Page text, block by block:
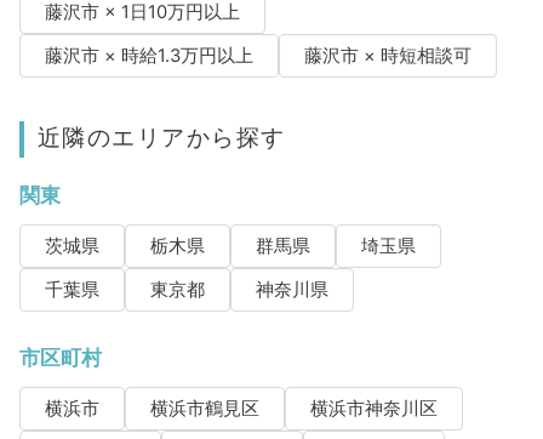
藤沢市 × 1日10万円以上
藤沢市 × 時給1.3万円以上
藤沢市 × 時短相談可
近隣のエリアから探す
関東
茨城県 栃木県 群馬県
埼玉県
千葉県
東京都 神奈川県
市区町村
横浜市 横浜市鶴見区
横浜市神奈川区